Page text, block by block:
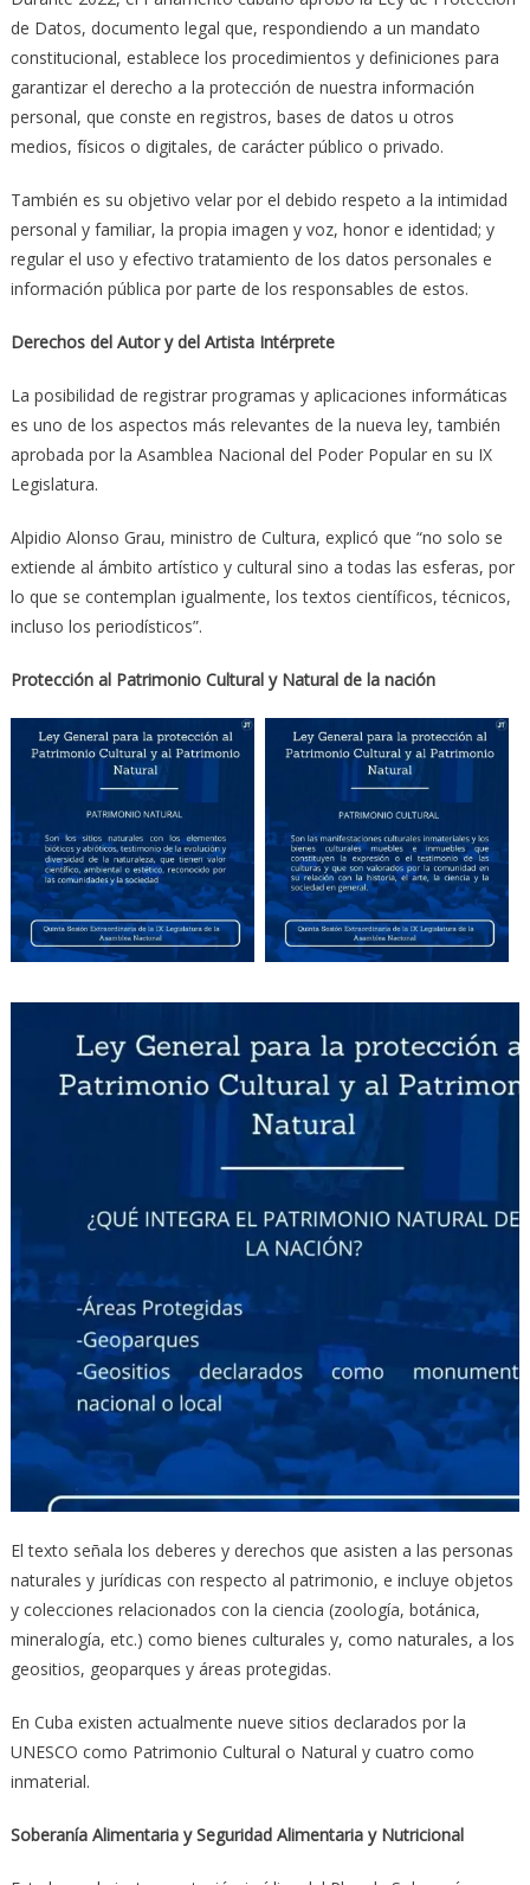
de Datos, documento legal que, respondiendo a un mandato
constitucional, establece los procedimientos y definiciones para
garantizar el derecho a la protección de nuestra información
personal, que conste en registros, bases de datos u otros
medios, físicos o digitales, de carácter público o privado.
También es su objetivo velar por el debido respeto a la intimidad
personal y familiar, la propia imagen y voz, honor e identidad; y
regular el uso y efectivo tratamiento de los datos personales e
información pública por parte de los responsables de estos.
Derechos del Autor y del Artista Intérprete
La posibilidad de registrar programas y aplicaciones informáticas
es uno de los aspectos más relevantes de la nueva ley, también
aprobada por la Asamblea Nacional del Poder Popular en su IX
Legislatura.
Alpidio Alonso Grau, ministro de Cultura, explicó que “no solo se
extiende al ámbito artístico y cultural sino a todas las esferas, por
lo que se contemplan igualmente, los textos científicos, técnicos,
incluso los periodísticos”.
Protección al Patrimonio Cultural y Natural de la nación
El texto señala los deberes y derechos que asisten a las personas
naturales y jurídicas con respecto al patrimonio, e incluye objetos
y colecciones relacionados con la ciencia (zoología, botánica,
mineralogía, etc.) como bienes culturales y, como naturales, a los
geositios, geoparques y áreas protegidas.
En Cuba existen actualmente nueve sitios declarados por la
UNESCO como Patrimonio Cultural o Natural y cuatro como
inmaterial.
Soberanía Alimentaria y Seguridad Alimentaria y Nutricional